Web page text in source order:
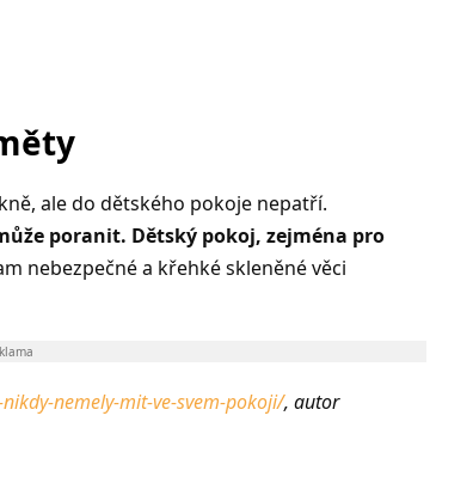
ale do dětského pokoje nepatří.
poranit. Dětský pokoj, zejména pro
nebezpečné a křehké skleněné věci
nemely-mit-ve-svem-pokoji/, autor